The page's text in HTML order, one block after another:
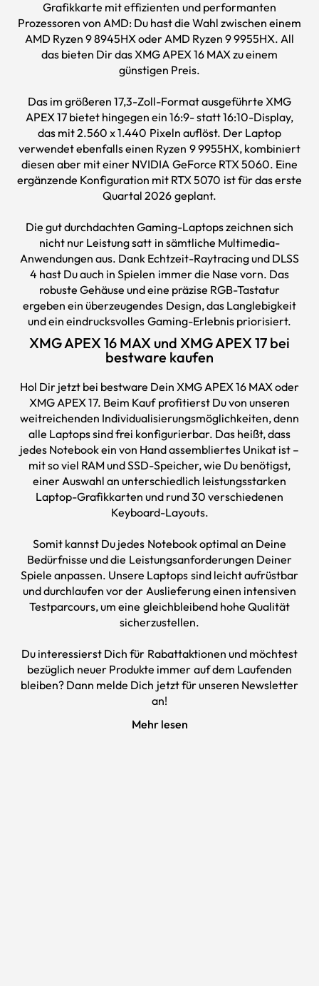
Grafikkarte mit effizienten und performanten
Prozessoren von AMD: Du hast die Wahl zwischen einem
AMD Ryzen 9 8945HX oder AMD Ryzen 9 9955HX. All
das bieten Dir das XMG APEX 16 MAX zu einem
günstigen Preis.
Das im größeren 17,3-Zoll-Format ausgeführte XMG
APEX 17 bietet hingegen ein 16:9- statt 16:10-Display,
das mit 2.560 x 1.440 Pixeln auflöst. Der Laptop
verwendet ebenfalls einen Ryzen 9 9955HX, kombiniert
diesen aber mit einer NVIDIA GeForce RTX 5060. Eine
ergänzende Konfiguration mit RTX 5070 ist für das erste
Quartal 2026 geplant.
Die gut durchdachten Gaming-Laptops zeichnen sich
nicht nur Leistung satt in sämtliche Multimedia-
Anwendungen aus. Dank Echtzeit-Raytracing und DLSS
4 hast Du auch in Spielen immer die Nase vorn. Das
robuste Gehäuse und eine präzise RGB-Tastatur
ergeben ein überzeugendes Design, das Langlebigkeit
und ein eindrucksvolles Gaming-Erlebnis priorisiert.
XMG APEX 16 MAX und XMG APEX 17 bei
bestware kaufen
Hol Dir jetzt bei bestware Dein XMG APEX 16 MAX oder
XMG APEX 17. Beim Kauf profitierst Du von unseren
weitreichenden Individualisierungsmöglichkeiten, denn
alle Laptopssind frei konfigurierbar. Das heißt, dass
jedes Notebook ein von Hand assembliertes Unikat ist –
mit so viel RAM und SSD-Speicher, wie Du benötigst,
einer Auswahl an unterschiedlich leistungsstarken
Laptop-Grafikkarten und rund 30 verschiedenen
Keyboard-Layouts.
Somit kannst Du jedes Notebook optimal an Deine
Bedürfnisse und die Leistungsanforderungen Deiner
Spiele anpassen. Unsere Laptops sind leicht aufrüstbar
und durchlaufen vor der Auslieferung einen intensiven
Testparcours, um eine gleichbleibend hohe Qualität
sicherzustellen.
Du interessierst Dich für Rabattaktionen und möchtest
bezüglich neuer Produkte immer auf dem Laufenden
bleiben? Dann melde Dich jetzt für unseren Newsletter
an!
Mehr lesen